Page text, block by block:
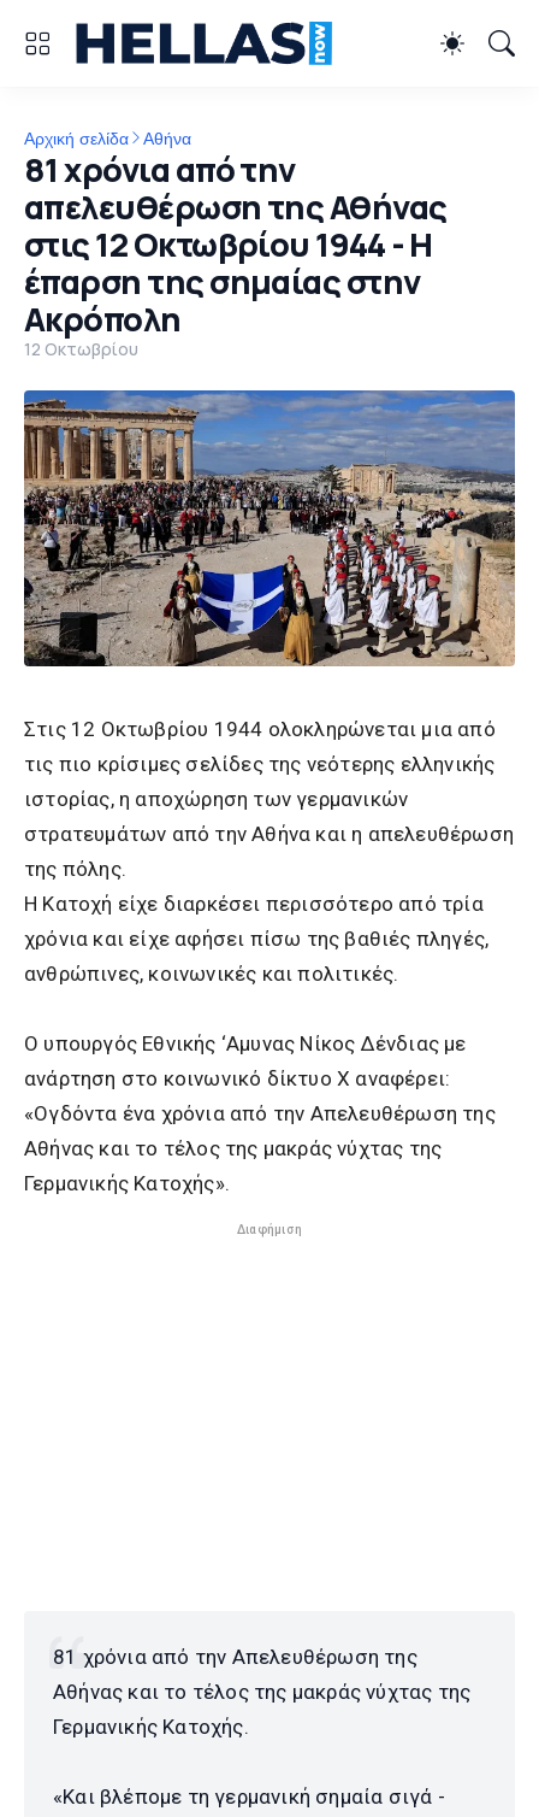
Αρχική σελίδα Αθήνα
81 χρόνια από την
απελευθέρωση της Αθήνας
στις 12 Οκτωβρίου 1944 - Η
έπαρση της σημαίας στην
Ακρόπολη
12 Οκτωβρίου
Στις 12 Οκτωβρίου 1944 ολοκληρώνεται μια από
τις πιο κρίσιμες σελίδες της νεότερης ελληνικής
ιστορίας, η αποχώρηση των γερμανικών
στρατευμάτων από την Αθήνα και η απελευθέρωση
της πόλης.
Η Κατοχή είχε διαρκέσει περισσότερο από τρία
χρόνια και είχε αφήσει πίσω της βαθιές πληγές,
ανθρώπινες, κοινωνικές και πολιτικές.
Ο υπουργός Εθνικής ‘Αμυνας Νίκος Δένδιας με
ανάρτηση στο κοινωνικό δίκτυο Χ αναφέρει:
«Ογδόντα ένα χρόνια από την Απελευθέρωση της
Αθήνας και το τέλος της μακράς νύχτας της
Γερμανικής Κατοχής».
Διαφήμιση
81 χρόνια από την Απελευθέρωση της
Αθήνας και το τέλος της μακράς νύχτας της
Γερμανικής Κατοχής.
«Και βλέπομε τη γερμανική σημαία σιγά -